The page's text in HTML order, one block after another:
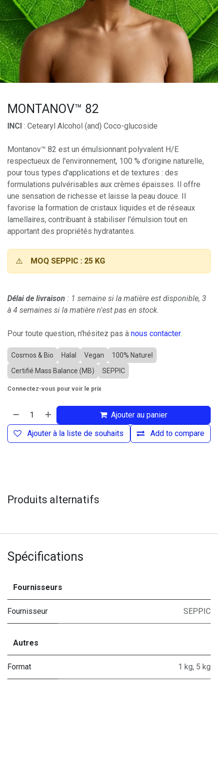
MONTANOV™ 82
INCI : Cetearyl Alcohol (and) Coco-glucoside
Montanov™ 82 est un émulsionnant polyvalent H/E
respectueux de l'environnement, 100 % d'origine naturelle,
pour tous types d'applications et de textures : des
formulations pulvérisables aux crèmes épaisses. Il offre
une sensation de richesse et laisse la peau douce. Il
favorise la formation de cristaux liquides et de réseaux
lamellaires, contribuant à stabiliser l'émulsion tout en
apportant des propriétés hydratantes.
⚠️ MOQ SEPPIC : 25 KG
Délai de livraison : 1 semaine si la matière est disponible, 3
à 4 semaines si la matière n'est pas en stock.
Pour toute question, n'hésitez pas à nous contacter.
Cosmos & Bio Halal Vegan
100% Naturel
Certifié Mass Balance (MB)
SEPPIC
Connectez-vous pour voir le prix
Ajouter au panier
Add to compare
Ajouter à la liste de souhaits
Produits alternatifs
Spécifications
Fournisseurs
Fournisseur SEPPIC
Autres
Format 1 kg, 5 kg